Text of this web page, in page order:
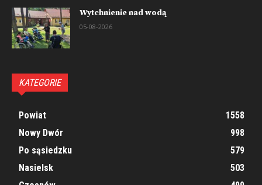
Wytchnienie nad wodą
05-08-2026
KATEGORIE
Powiat
1558
Nowy Dwór
998
Po sąsiedzku
579
Nasielsk
503